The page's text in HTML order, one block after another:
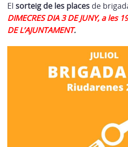
El sorteig de les places de
DIMECRES DIA 3 DE JUNY, a les
DE L’AJUNTAMENT.